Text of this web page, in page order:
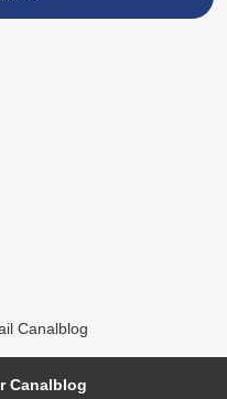
Canalblog
Canalblog